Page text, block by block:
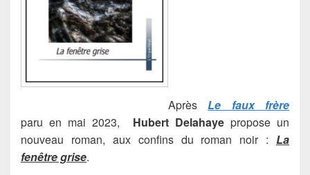
Après Le faux frère
paru en mai 2023,
Hubert Delahayepropose un
nouveau roman, aux confins du roman noir : La
fenêtre grise.